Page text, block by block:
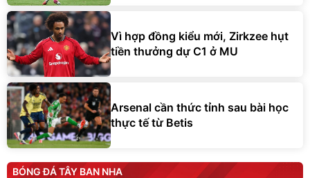
Vì hợp đồng kiểu mới, Zirkzee hụt
tiền thưởng dự C1 ở MU
Arsenal cần thức tỉnh sau bài học
thực tế từ Betis
BÓNG ĐÁ TÂY BAN NHA